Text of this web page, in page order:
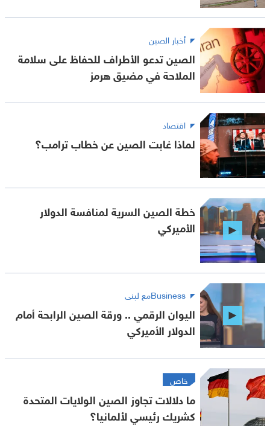
أخبار الصين
الصين تدعو الأطراف للحفاظ على سلامة
الملاحة في مضيق هرمز
اقتصاد
لماذا غابت الصين عن خطاب ترامب؟
خطة الصين السرية لمنافسة الدولار
الأميركي
Businessمع لبنى
اليوان الرقمي .. ورقة الصين الرابحة أمام
الدولار الأميركي
خاص
ما دلالات تجاوز الصين الولايات المتحدة
كشريك رئيسي لألمانيا؟